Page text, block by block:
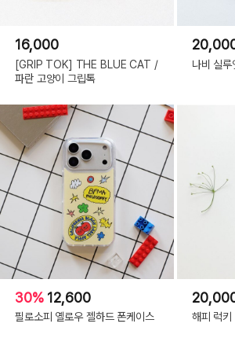
16,000
[GRIP TOK] THE BLUE CAT /
파란 고양이 그립톡
나비 실
30% 12,600
필로소피 옐로우 젤하드 폰케이스 해피 럭